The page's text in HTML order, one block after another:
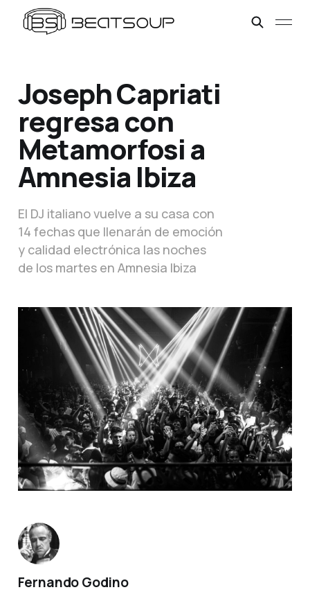
Joseph Capriati
regresa con
Metamorfosi a
Amnesia Ibiza
El DJ italiano vuelve a su casa con
14 fechas que llenarán de emoción
y calidad electrónica las noches
de los martes en Amnesia Ibiza
Fernando Godino